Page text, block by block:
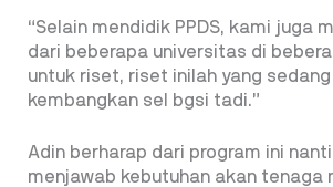
“Selain mendidik PPDS, kami juga
dari beberapa universitas di
untuk riset, riset inilah yang
kembangkan sel bgsi tadi.”
Adin berharap dari program ini
menjawab kebutuhan akan tenaga